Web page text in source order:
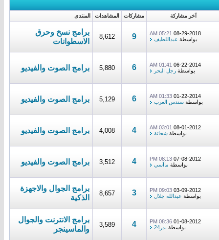
آخر مشاركة مشاركات المشاهدات المنتدى
08-29-2018
05:21 AM
بواسطة عبداللطيف 9
8,612
برامج نسخ وحرق
الاسطوانات
06-22-2014
01:41 AM
بواسطة رجل البحر 6
5,880 برامج الصوت والفيديو
01-22-2014
01:33 AM
بواسطة سندس العرب 6
5,129 برامج الصوت والفيديو
08-01-2012
03:01 AM
بواسطة شحاتة 4
4,008 برامج الصوت والفيديو
07-08-2012
08:13 PM
بواسطة ماآسي 4
3,512 برامج الصوت والفيديو
03-09-2012
09:03 PM
بواسطة عبدالله جلال 3
8,657
برامج الجوال والاجهزة
الذكية
01-08-2012
08:36 PM
بواسطة بدر24 4
3,589
برامج الانترنت والجوال
والماسينجر